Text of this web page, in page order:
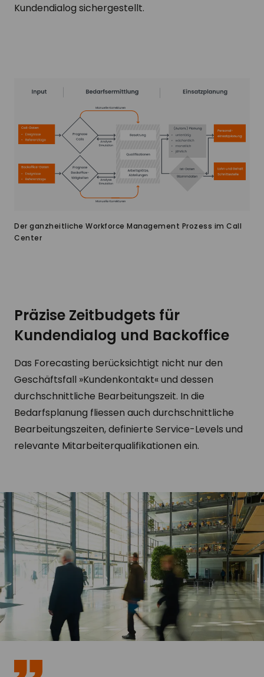
Kundendialog sichergestellt.
Der ganzheitliche Workforce Management Prozess im Call
Center
Präzise Zeitbudgets für
Kundendialog und Backoffice
Das Forecasting berücksichtigt nicht nur den
Geschäftsfall »Kundenkontakt« und dessen
durchschnittliche Bearbeitungszeit. In die
Bedarfsplanung fliessen auch durchschnittliche
Bearbeitungszeiten, definierte Service-Levels und
relevante Mitarbeiterqualifikationen ein.